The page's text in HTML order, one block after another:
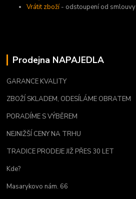
Vrátit zboží- odstoupení od smlouvy
Prodejna NAPAJEDLA
GARANCE KVALITY
ZBOŽÍ SKLADEM, ODESÍLÁME OBRATEM
PORADÍME S VÝBĚREM
NEJNIŽŠÍ CENY NA TRHU
TRADICE PRODEJE JIŽ PŘES 30 LET
Kde?
Masarykovo nám. 66